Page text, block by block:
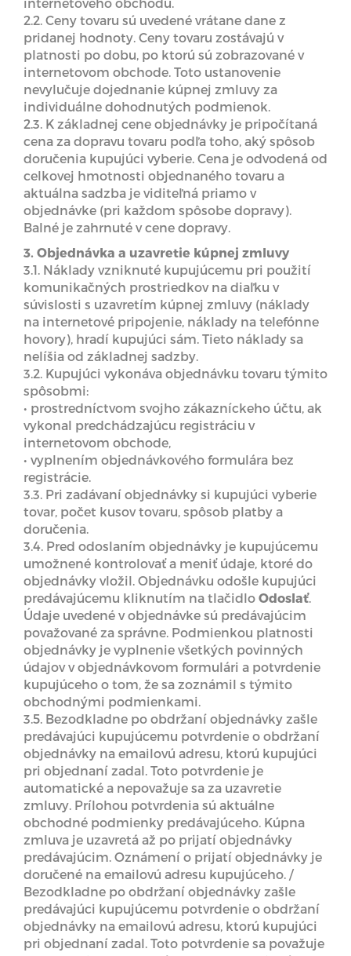
2.2. Ceny tovaru sú uvedené vrátane dane z
pridanej hodnoty. Ceny tovaru zostávajú v
platnosti po dobu, po ktorú sú zobrazované v
internetovom obchode. Toto ustanovenie
nevylučuje dojednanie kúpnej zmluvy za
individuálne dohodnutých podmienok.
2.3. K základnej cene objednávky je pripočítaná
cena za dopravu tovaru podľa toho, aký spôsob
doručenia kupujúci vyberie. Cena je odvodená od
celkovej hmotnosti objednaného tovaru a
aktuálna sadzba je viditeľná priamo v
objednávke (pri každom spôsobe dopravy).
Balné je zahrnuté v cene dopravy.
3. Objednávka a uzavretie kúpnej zmluvy
3.1. Náklady vzniknuté kupujúcemu pri použití
komunikačných prostriedkov na diaľku v
súvislosti s uzavretím kúpnej zmluvy (náklady
na internetové pripojenie, náklady na telefónne
hovory), hradí kupujúci sám. Tieto náklady sa
nelíšia od základnej sadzby.
3.2. Kupujúci vykonáva objednávku tovaru týmito
spôsobmi:
• prostredníctvom svojho zákazníckeho účtu, ak
vykonal predchádzajúcu registráciu v
internetovom obchode,
• vyplnením objednávkového formulára bez
registrácie.
3.3. Pri zadávaní objednávky si kupujúci vyberie
tovar, počet kusov tovaru, spôsob platby a
doručenia.
3.4. Pred odoslaním objednávky je kupujúcemu
umožnené kontrolovať a meniť údaje, ktoré do
objednávky vložil. Objednávku odošle kupujúci
predávajúcemu kliknutím na tlačidlo Odoslať.
Údaje uvedené v objednávke sú predávajúcim
považované za správne. Podmienkou platnosti
objednávky je vyplnenie všetkých povinných
údajov v objednávkovom formulári a potvrdenie
kupujúceho o tom, že sa zoznámil s týmito
obchodnými podmienkami.
3.5. Bezodkladne po obdržaní objednávky zašle
predávajúci kupujúcemu potvrdenie o obdržaní
objednávky na emailovú adresu, ktorú kupujúci
pri objednaní zadal. Toto potvrdenie je
automatické a nepovažuje sa za uzavretie
zmluvy. Prílohou potvrdenia sú aktuálne
obchodné podmienky predávajúceho. Kúpna
zmluva je uzavretá až po prijatí objednávky
predávajúcim. Oznámení o prijatí objednávky je
doručené na emailovú adresu kupujúceho. /
Bezodkladne po obdržaní objednávky zašle
predávajúci kupujúcemu potvrdenie o obdržaní
objednávky na emailovú adresu, ktorú kupujúci
pri objednaní zadal. Toto potvrdenie sa považuje